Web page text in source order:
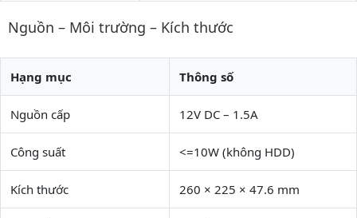
Nguồn – Môi trường – Kích thước
Hạng mục Thông số
Nguồn cấp 12V DC – 1.5A
Công suất <=10W (không HDD)
Kích thước 260 × 225 × 47.6 mm